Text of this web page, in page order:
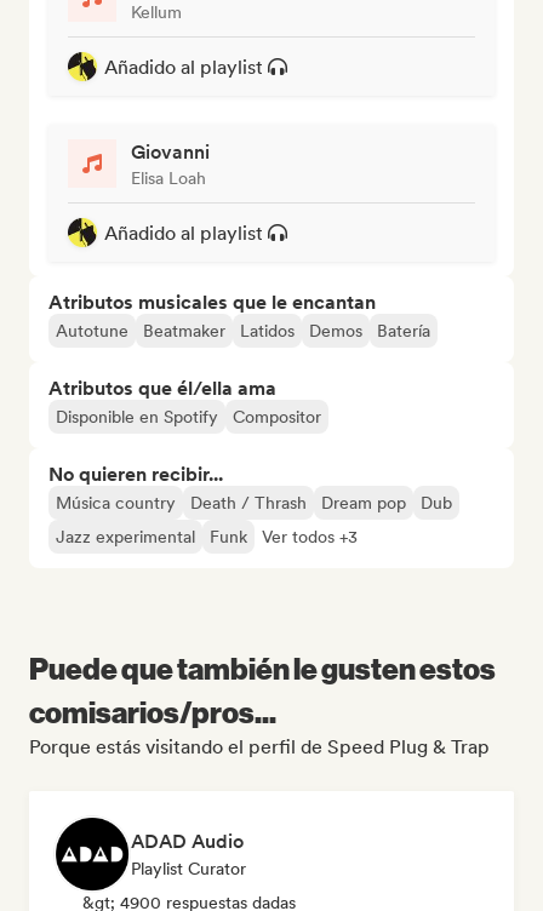
Kellum
Añadido al playlist
Giovanni
Elisa Loah
Añadido al playlist
Atributos musicales que le encantan
Autotune Beatmaker Latidos Demos Batería
Atributos que él/ella ama
Disponible en Spotify Compositor
No quieren recibir...
Música country Death / Thrash Dream pop
Dub
Jazz experimental
Funk Ver todos +3
Puede que también le gusten estos
comisarios/pros...
Porque estás visitando el perfil de Speed Plug & Trap
ADAD Audio
Playlist Curator
&gt; 4900 respuestas dadas